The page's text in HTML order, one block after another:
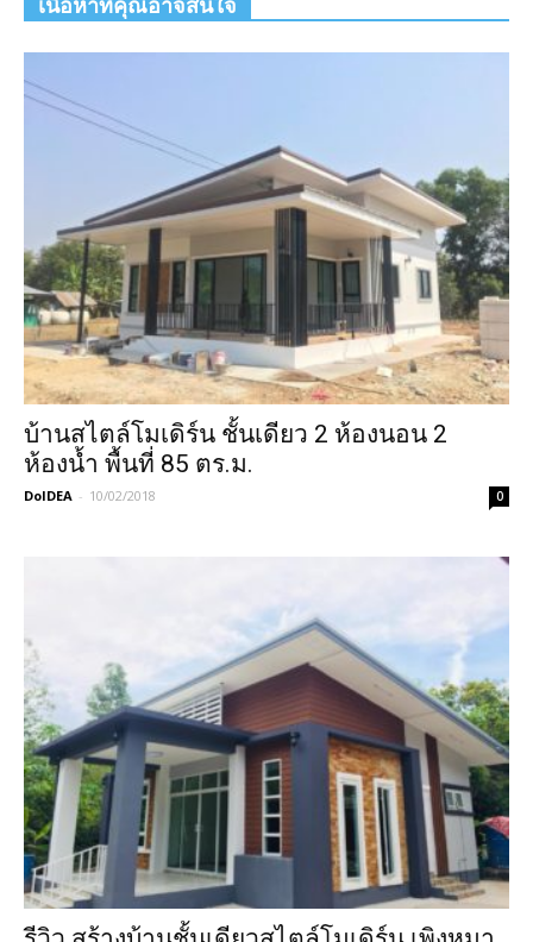
เนื้อหาที่คุณอาจสนใจ
บ้านสไตล์โมเดิร์น ชั้นเดียว 2 ห้องนอน 2
ห้องน้ำ พื้นที่ 85 ตร.ม.
DoIDEA - 10/02/2018 0